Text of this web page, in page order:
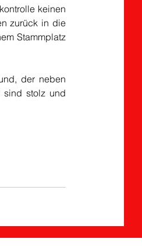
keinen
zurück in die
Stammplatz
der neben
sind stolz und